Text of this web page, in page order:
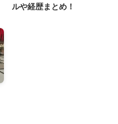
ルや経歴まとめ！